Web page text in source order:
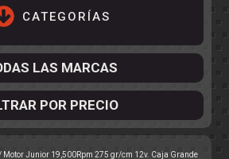
CATEGORÍAS
LAS MARCAS
POR PRECIO
Motor Junior 19,500Rpm 275 gr/cm 12v. Caja Grande